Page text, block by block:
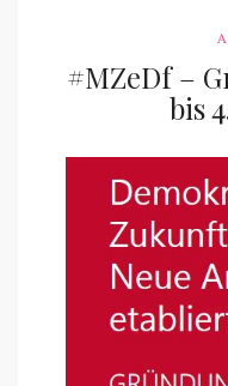
#MZeDf –
bis